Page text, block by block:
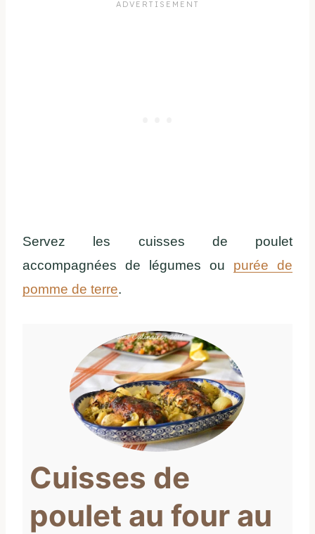
Servez les cuisses de poulet
accompagnées de légumes ou purée de
pomme de terre.
Cuisses de
poulet au four au